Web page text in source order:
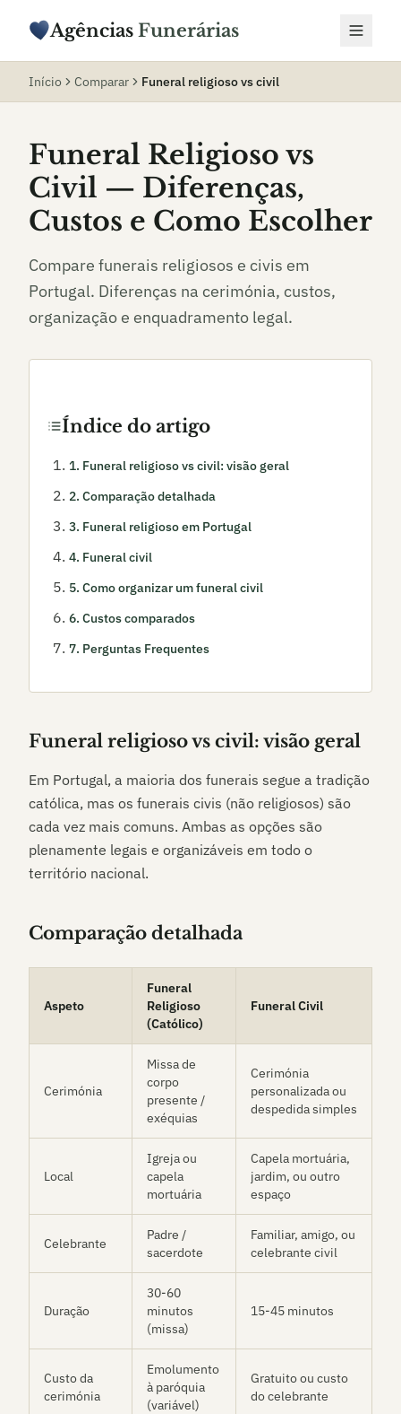
Agências Funerárias
Início Comparar Funeral religioso vs civil
Funeral Religioso vs
Civil — Diferenças,
Custos e Como Escolher
Compare funerais religiosos e civis em
Portugal. Diferenças na cerimónia, custos,
organização e enquadramento legal.
Índice do artigo
1. Funeral religioso vs civil: visão geral
2. Comparação detalhada
3. Funeral religioso em Portugal
4. Funeral civil
5. Como organizar um funeral civil
6. Custos comparados
7. Perguntas Frequentes
Funeral religioso vs civil: visão geral
Em Portugal, a maioria dos funerais segue a tradição
católica, mas os funerais civis (não religiosos) são
cada vez mais comuns. Ambas as opções são
plenamente legais e organizáveis em todo o
território nacional.
Comparação detalhada
Aspeto
Funeral
Religioso
(Católico)
Funeral Civil
Cerimónia
Missa de
corpo
presente /
exéquias
Cerimónia
personalizada ou
despedida simples
Local
Igreja ou
capela
mortuária
Capela mortuária,
jardim, ou outro
espaço
Celebrante
Padre /
sacerdote
Familiar, amigo, ou
celebrante civil
Duração
30-60
minutos
(missa)
15-45 minutos
Custo da
cerimónia
Emolumento
à paróquia
(variável)
Gratuito ou custo
do celebrante